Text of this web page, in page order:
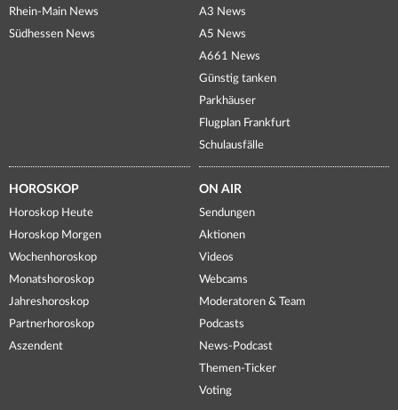
Rhein-Main News
Südhessen News
A3 News
A5 News
A661 News
Günstig tanken
Parkhäuser
Flugplan Frankfurt
Schulausfälle
HOROSKOP
Horoskop Heute
Horoskop Morgen
Wochenhoroskop
Monatshoroskop
Jahreshoroskop
Partnerhoroskop
Aszendent
ON AIR
Sendungen
Aktionen
Videos
Webcams
Moderatoren & Team
Podcasts
News-Podcast
Themen-Ticker
Voting